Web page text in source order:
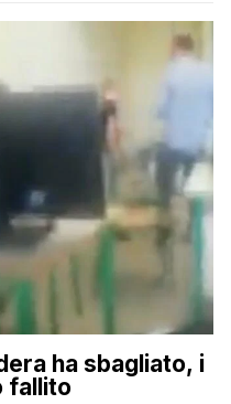
ha sbagliato, i
fallito